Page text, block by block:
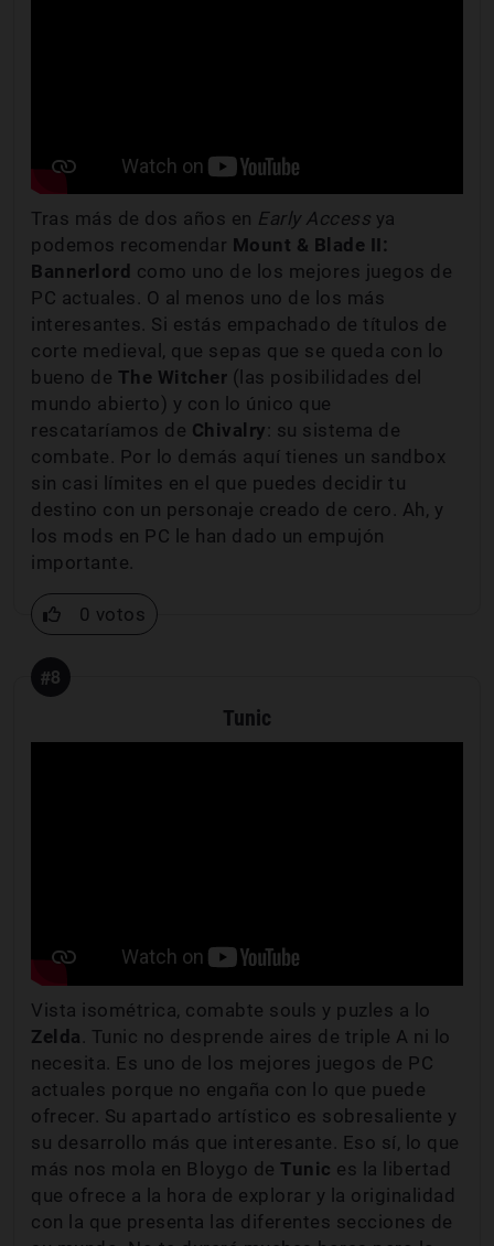
Tras más de dos años en Early Access ya
podemos recomendar Mount & Blade II:
Bannerlord como uno de los mejores juegos de
PC actuales. O al menos uno de los más
interesantes. Si estás empachado de títulos de
corte medieval, que sepas que se queda con lo
bueno de The Witcher (las posibilidades del
mundo abierto) y con lo único que
rescataríamos de Chivalry : su sistema de
combate. Por lo demás aquí tienes un sandbox
sin casi límites en el que puedes decidir tu
destino con un personaje creado de cero. Ah, y
los mods en PC le han dado un empujón
importante.
0 votos
#8
Tunic
Vista isométrica, comabte souls y puzles a lo
Zelda . Tunic no desprende aires de triple A ni lo
necesita. Es uno de los mejores juegos de PC
actuales porque no engaña con lo que puede
ofrecer. Su apartado artístico es sobresaliente y
su desarrollo más que interesante. Eso sí, lo que
más nos mola en Bloygo de Tunic es la libertad
que ofrece a la hora de explorar y la originalidad
con la que presenta las diferentes secciones de